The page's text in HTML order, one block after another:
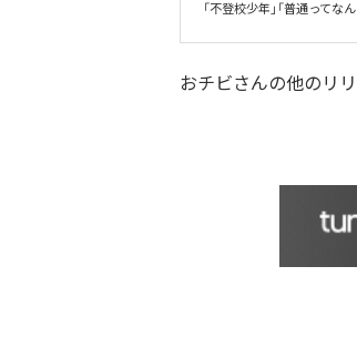
「不登校少年」「普通ってなん
おチビさんの他のリリ